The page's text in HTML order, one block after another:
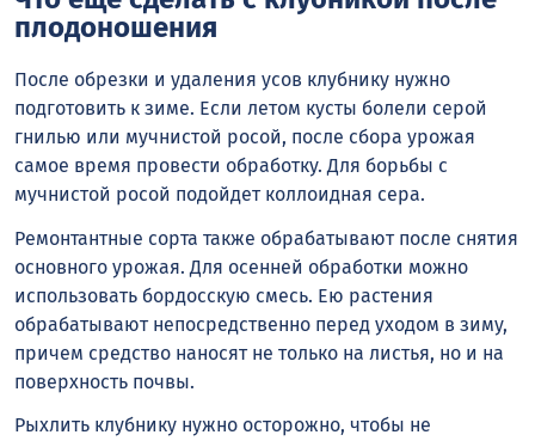
плодоношения
После обрезки и удаления усов клубнику нужно
подготовить к зиме. Если летом кусты болели серой
гнилью или мучнистой росой, после сбора урожая
самое время провести обработку. Для борьбы с
мучнистой росой подойдет коллоидная сера.
Ремонтантные сорта также обрабатывают после снятия
основного урожая. Для осенней обработки можно
использовать бордосскую смесь. Ею растения
обрабатывают непосредственно перед уходом в зиму,
причем средство наносят не только на листья, но и на
поверхность почвы.
Рыхлить клубнику нужно осторожно, чтобы не